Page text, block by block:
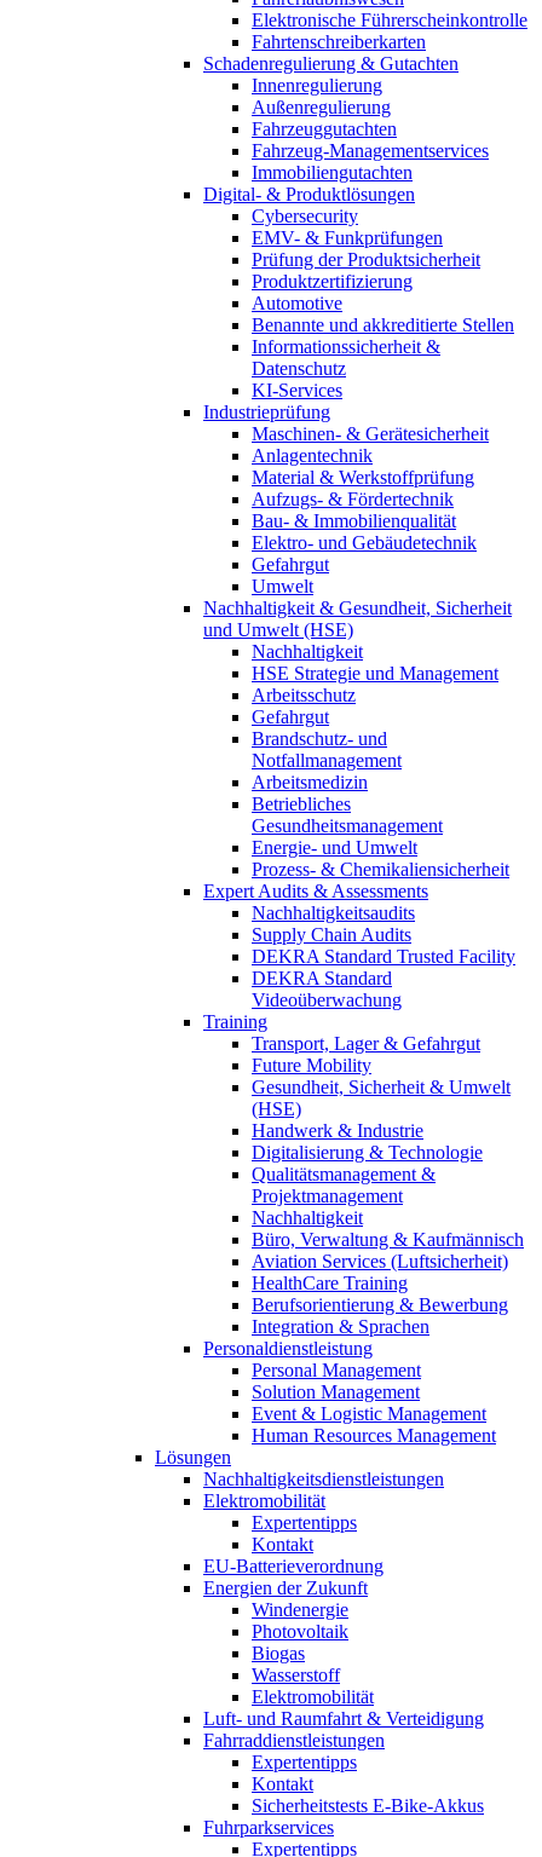
Elektronische Führerscheinkontrolle
Fahrtenschreiberkarten
Schadenregulierung & Gutachten
Innenregulierung
Außenregulierung
Fahrzeuggutachten
Fahrzeug-Managementservices
Immobiliengutachten
Digital- & Produktlösungen
Cybersecurity
EMV- & Funkprüfungen
Prüfung der Produktsicherheit
Produktzertifizierung
Automotive
Benannte und akkreditierte Stellen
Informationssicherheit &
Datenschutz
KI-Services
Industrieprüfung
Maschinen- & Gerätesicherheit
Anlagentechnik
Material & Werkstoffprüfung
Aufzugs- & Fördertechnik
Bau- & Immobilienqualität
Elektro- und Gebäudetechnik
Gefahrgut
Umwelt
Nachhaltigkeit & Gesundheit, Sicherheit
und Umwelt (HSE)
Nachhaltigkeit
HSE Strategie und Management
Arbeitsschutz
Gefahrgut
Brandschutz- und
Notfallmanagement
Arbeitsmedizin
Betriebliches
Gesundheitsmanagement
Energie- und Umwelt
Prozess- & Chemikaliensicherheit
Expert Audits & Assessments
Nachhaltigkeitsaudits
Supply Chain Audits
DEKRA Standard Trusted Facility
DEKRA Standard
Videoüberwachung
Training
Transport, Lager & Gefahrgut
Future Mobility
Gesundheit, Sicherheit & Umwelt
(HSE)
Handwerk & Industrie
Digitalisierung & Technologie
Qualitätsmanagement &
Projektmanagement
Nachhaltigkeit
Büro, Verwaltung & Kaufmännisch
Aviation Services (Luftsicherheit)
HealthCare Training
Berufsorientierung & Bewerbung
Integration & Sprachen
Personaldienstleistung
Personal Management
Solution Management
Event & Logistic Management
Human Resources Management
Lösungen
Nachhaltigkeitsdienstleistungen
Elektromobilität
Expertentipps
Kontakt
EU-Batterieverordnung
Energien der Zukunft
Windenergie
Photovoltaik
Biogas
Wasserstoff
Elektromobilität
Luft- und Raumfahrt & Verteidigung
Fahrraddienstleistungen
Expertentipps
Kontakt
Sicherheitstests E-Bike-Akkus
Fuhrparkservices
Expertentipps